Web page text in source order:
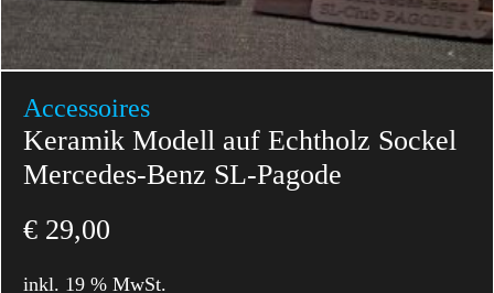
Accessoires
Keramik Modell auf Echtholz Sockel
Mercedes-Benz SL-Pagode
€ 29,00
inkl. 19 % MwSt.